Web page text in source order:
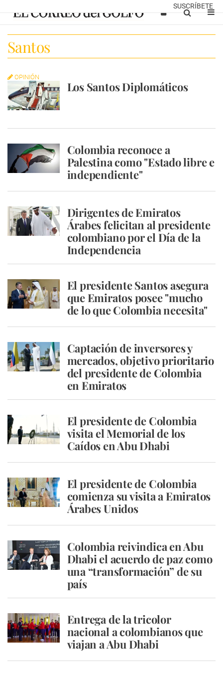
SUSCRÍBETE
Santos
OPINIÓN
Los Santos Diplomáticos
Colombia reconoce a
Palestina como "Estado libre e
independiente"
Dirigentes de Emiratos
Árabes felicitan al presidente
colombiano por el Día de la
Independencia
El presidente Santos asegura
que Emiratos posee "mucho
de lo que Colombia necesita"
Captación de inversores y
mercados, objetivo prioritario
del presidente de Colombia
en Emiratos
El presidente de Colombia
visita el Memorial de los
Caídos en Abu Dhabi
El presidente de Colombia
comienza su visita a Emiratos
Árabes Unidos
Colombia reivindica en Abu
Dhabi el acuerdo de paz como
una “transformación” de su
país
Entrega de la tricolor
nacional a colombianos que
viajan a Abu Dhabi